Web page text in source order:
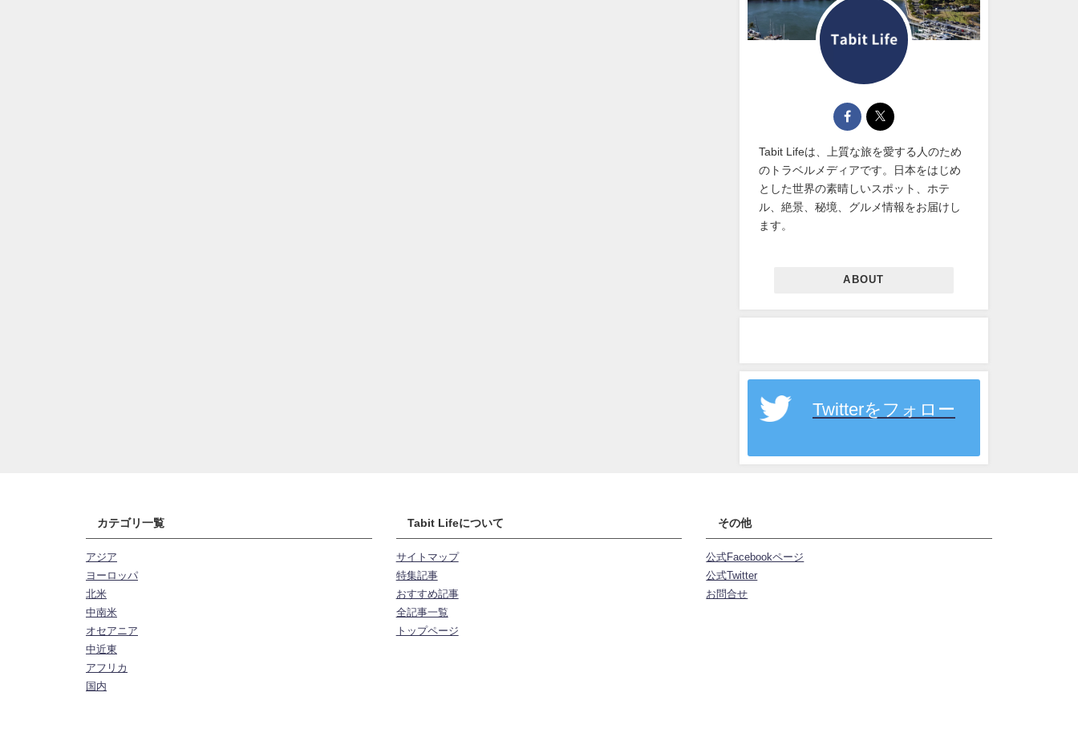
Tabit Lifeは、上質な旅を愛する人のため
のトラベルメディアです。日本をはじめ
とした世界の素晴しいスポット、ホテ
ル、絶景、秘境、グルメ情報をお届けし
ます。
ABOUT
Twitterをフォロー
カテゴリ一覧
アジア
ヨーロッパ
北米
中南米
オセアニア
中近東
アフリカ
国内
Tabit Lifeについて
サイトマップ
特集記事
おすすめ記事
全記事一覧
トップページ
その他
公式Facebookページ
公式Twitter
お問合せ